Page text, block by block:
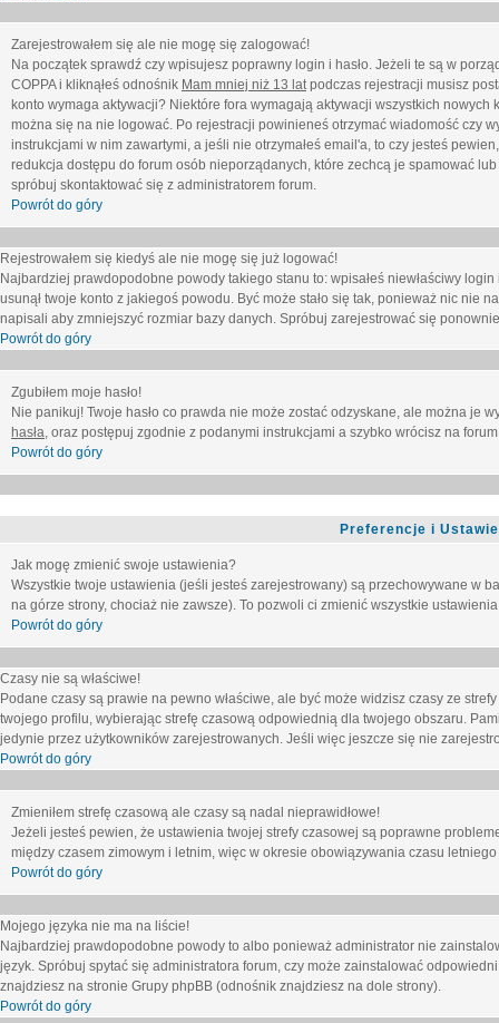
Zarejestrowałem się ale nie mogę się zalogować!
Na początek sprawdź czy wpisujesz poprawny login i hasło. Jeżeli te są w
COPPA i kliknąłeś odnośnik Mam mniej niż 13 latpodczas rejestracji musisz
konto wymaga aktywacji? Niektóre fora wymagają aktywacji wszystkich
można się na nie logować. Po rejestracji powinieneś otrzymać wiadomość czy
instrukcjami w nim zawartymi, a jeśli nie otrzymałeś email'a, to czy jesteś
redukcja dostępu do forum osób nieporządanych, które zechcą je spamować
spróbuj skontaktować się z administratorem forum.
Powrót do góry
Rejestrowałem się kiedyś ale nie mogę się już logować!
Najbardziej prawdopodobne powody takiego stanu to: wpisałeś niewłaściwy
usunął twoje konto z jakiegoś powodu. Być może stało się tak, ponieważ nic nie
napisali aby zmniejszyć rozmiar bazy danych. Spróbuj zarejestrować się
Powrót do góry
Zgubiłem moje hasło!
Nie panikuj! Twoje hasło co prawda nie może zostać odzyskane, ale można je
hasła, oraz postępuj zgodnie z podanymi instrukcjami a szybko wrócisz na forum
Powrót do góry
Preferencje i
Jak mogę zmienić swoje ustawienia?
Wszystkie twoje ustawienia (jeśli jesteś zarejestrowany) są przechowywane w
na górze strony, chociaż nie zawsze). To pozwoli ci zmienić wszystkie
Powrót do góry
Czasy nie są właściwe!
Podane czasy są prawie na pewno właściwe, ale być może widzisz czasy ze
twojego profilu, wybierając strefę czasową odpowiednią dla twojego obszaru.
jedynie przez użytkowników zarejestrowanych. Jeśli więc jeszcze się nie
Powrót do góry
Zmieniłem strefę czasową ale czasy są nadal nieprawidłowe!
Jeżeli jesteś pewien, że ustawienia twojej strefy czasowej są poprawne
między czasem zimowym i letnim, więc w okresie obowiązywania czasu
Powrót do góry
Mojego języka nie ma na liście!
Najbardziej prawdopodobne powody to albo ponieważ administrator nie
język. Spróbuj spytać się administratora forum, czy może zainstalować
znajdziesz na stronie Grupy phpBB (odnośnik znajdziesz na dole strony).
Powrót do góry